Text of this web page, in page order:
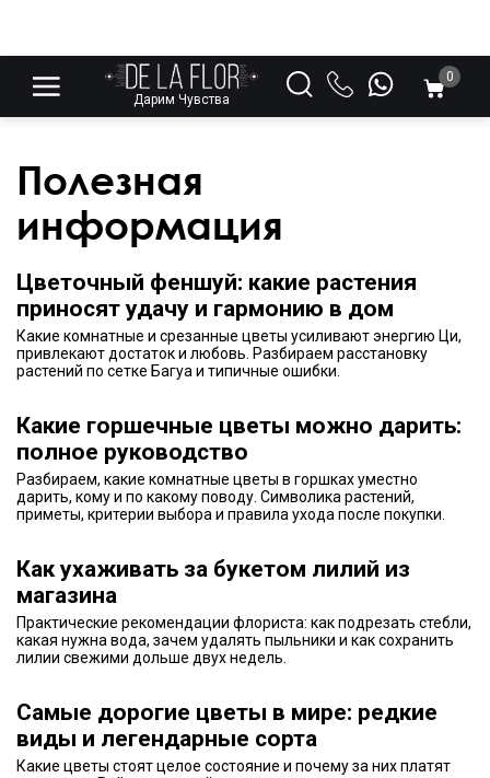
Дарим Чувства
0
Полезная
информация
Цветочный феншуй: какие растения
приносят удачу и гармонию в дом
Какие комнатные и срезанные цветы усиливают энергию Ци,
привлекают достаток и любовь. Разбираем расстановку
растений по сетке Багуа и типичные ошибки.
Какие горшечные цветы можно дарить:
полное руководство
Разбираем, какие комнатные цветы в горшках уместно
дарить, кому и по какому поводу. Символика растений,
приметы, критерии выбора и правила ухода после покупки.
Как ухаживать за букетом лилий из
магазина
Практические рекомендации флориста: как подрезать стебли,
какая нужна вода, зачем удалять пыльники и как сохранить
лилии свежими дольше двух недель.
Самые дорогие цветы в мире: редкие
виды и легендарные сорта
Какие цветы стоят целое состояние и почему за них платят